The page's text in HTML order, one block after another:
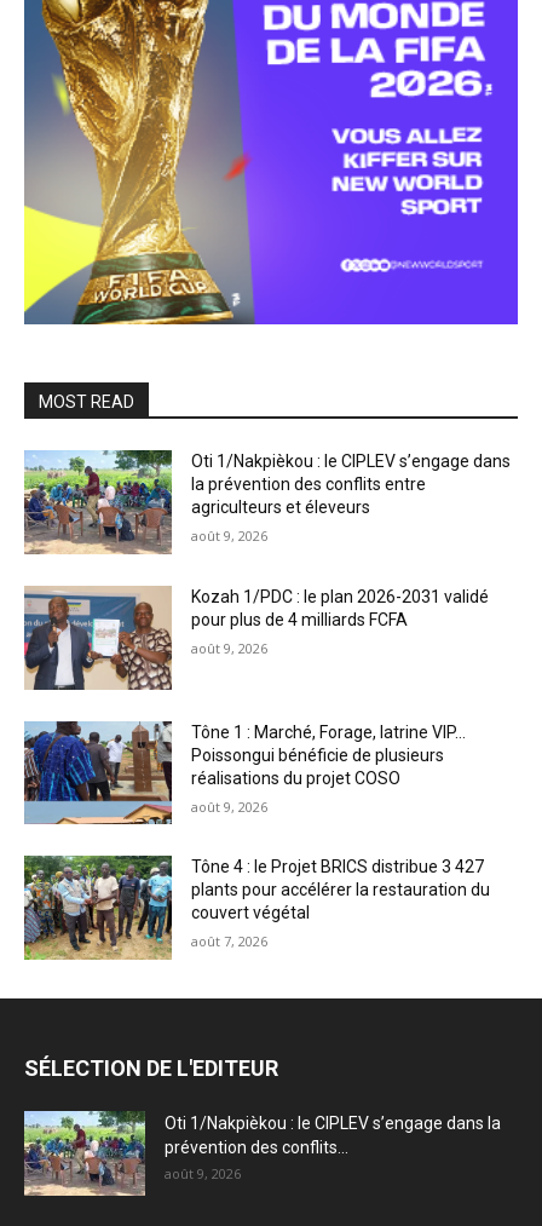
MOST READ
Oti 1/Nakpièkou : le CIPLEV s’engage dans
la prévention des conflits entre
agriculteurs et éleveurs
août 9, 2026
Kozah 1/PDC : le plan 2026-2031 validé
pour plus de 4 milliards FCFA
août 9, 2026
Tône 1 : Marché, Forage, latrine VIP…
Poissongui bénéficie de plusieurs
réalisations du projet COSO
août 9, 2026
Tône 4 : le Projet BRICS distribue 3 427
plants pour accélérer la restauration du
couvert végétal
août 7, 2026
SÉLECTION DE L'EDITEUR
Oti 1/Nakpièkou : le CIPLEV s’engage dans la
prévention des conflits...
août 9, 2026